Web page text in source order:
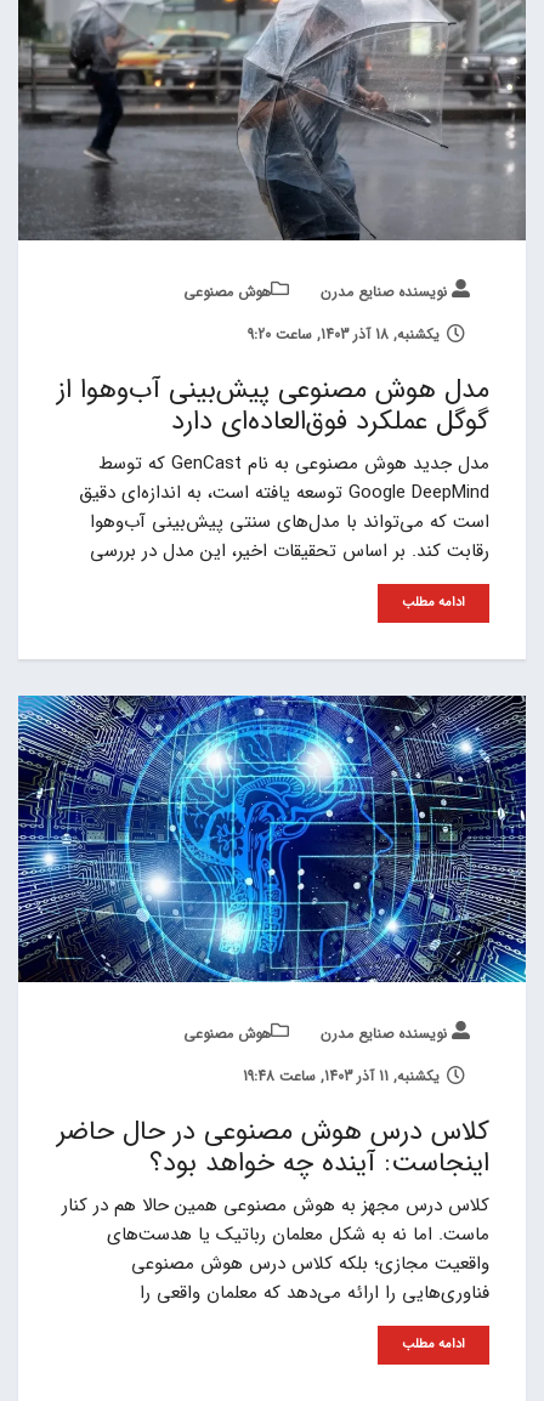
نویسنده صنایع مدرن
هوش مصنوعی
یکشنبه, 18 آذر 1403, ساعت 9:20
مدل هوش مصنوعی پیش‌بینی آب‌و‌هوا از
گوگل عملکرد فوق‌العاده‌ای دارد
مدل جدید هوش مصنوعی به نام GenCast که توسط
Google DeepMind توسعه یافته است، به اندازه‌ای دقیق
است که می‌تواند با مدل‌های سنتی پیش‌بینی آب‌و‌هوا
رقابت کند. بر اساس تحقیقات اخیر، این مدل در بررسی
ادامه مطلب
نویسنده صنایع مدرن
هوش مصنوعی
یکشنبه, 11 آذر 1403, ساعت 19:48
کلاس درس هوش مصنوعی در حال حاضر
اینجاست: آینده چه خواهد بود؟
کلاس درس مجهز به هوش مصنوعی همین حالا هم در کنار
ماست. اما نه به شکل معلمان رباتیک یا هدست‌های
واقعیت مجازی؛ بلکه کلاس درس هوش مصنوعی
فناوری‌هایی را ارائه می‌دهد که معلمان واقعی را
ادامه مطلب